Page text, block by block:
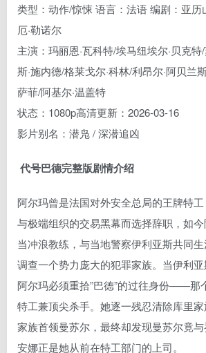
类型：动作/惊悚 语言：法语 编剧：亚历
厄·勒诺尔
主演：玛丽恩·瓦科特/埃马纽埃尔·贝克特
斯·施内德/格莱戈尔·科林/利昂尔·阿贝兰
萨菲/阿基尔·温盖特
状态：1080p高清更新：2026-03-16
影片别名：潜凫 / 深潜追凶
代号巴德完整版剧情介绍
阿尔玛曾是法国对外安全总局的王牌特
与极端组织的交易黑幕而选择辞职，如
当冲浪教练，与当地警察伊利亚斯共同
调查一个势力庞大的犯罪家族。当伊利亚
阿尔玛必须重拾”巴德”的过往身份——那
特工兼顶尖杀手。她逐一残忍清除库里
家族首领曼苏尔，最终却发现曼苏尔竟
安娜正是她从前在特工部门的上司。